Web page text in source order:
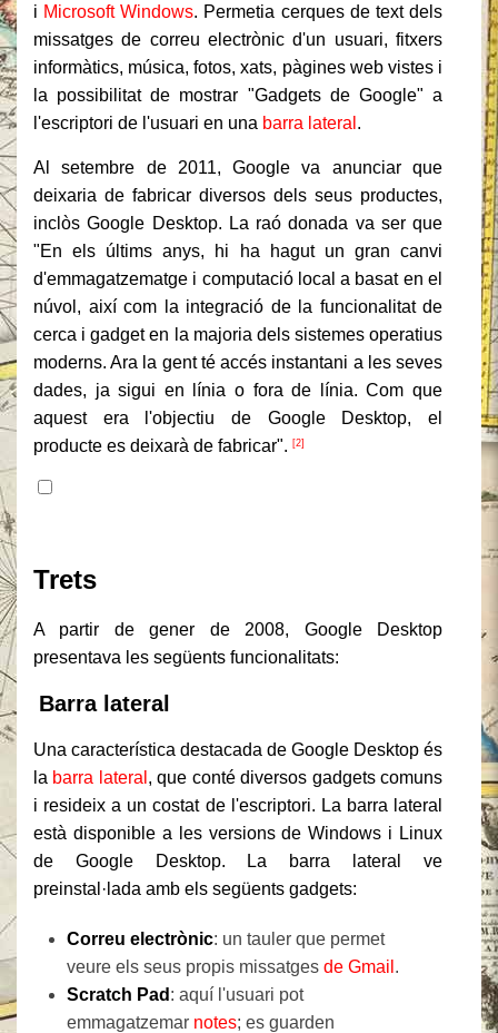
i Microsoft Windows. Permetia cerques de text dels
missatges de correu electrònic d'un usuari, fitxers
informàtics, música, fotos, xats, pàgines web vistes i
la possibilitat de mostrar "Gadgets de Google" a
l'escriptori de l'usuari en una barra lateral .
Al setembre de 2011, Google va anunciar que
deixaria de fabricar diversos dels seus productes,
inclòs Google Desktop. La raó donada va ser que
"En els últims anys, hi ha hagut un gran canvi
d'emmagatzematge i computació local a basat en el
núvol, així com la integració de la funcionalitat de
cerca i gadget en la majoria dels sistemes operatius
moderns. Ara la gent té accés instantani a les seves
dades, ja sigui en línia o fora de línia. Com que
aquest era l'objectiu de Google Desktop, el
producte es deixarà de fabricar". [2]
Trets
A partir de gener de 2008, Google Desktop
presentava les següents funcionalitats:
Barra lateral
Una característica destacada de Google Desktop és
la barra lateral , que conté diversos gadgets comuns
i resideix a un costat de l'escriptori. La barra lateral
està disponible a les versions de Windows i Linux
de Google Desktop. La barra lateral ve
preinstal·lada amb els següents gadgets:
Correu electrònic: un tauler que permet
veure els seus propis missatges de Gmail .
Scratch Pad : aquí l'usuari pot
emmagatzemar notes; es guarden